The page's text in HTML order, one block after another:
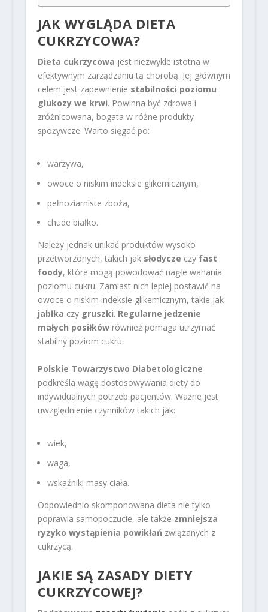
JAK WYGLĄDA DIETA
CUKRZYCOWA?
Dieta cukrzycowa jest niezwykle istotna w
efektywnym zarządzaniu tą chorobą. Jej głównym
celem jest zapewnienie stabilności poziomu
glukozy we krwi. Powinna być zdrowa i
zróżnicowana, bogata w różne produkty
spożywcze. Warto sięgać po:
warzywa,
owoce o niskim indeksie glikemicznym,
pełnoziarniste zboża,
chude białko.
Należy jednak unikać produktów wysoko
przetworzonych, takich jak słodycze czy fast
foody, które mogą powodować nagłe wahania
poziomu cukru. Zamiast nich lepiej postawić na
owoce o niskim indeksie glikemicznym, takie jak
jabłka czy gruszki. Regularne jedzenie
małych posiłkówrównież pomaga utrzymać
stabilny poziom cukru.
Polskie Towarzystwo Diabetologiczne
podkreśla wagę dostosowywania diety do
indywidualnych potrzeb pacjentów. Ważne jest
uwzględnienie czynników takich jak:
wiek,
waga,
wskaźniki masy ciała.
Odpowiednio skomponowana dieta nie tylko
poprawia samopoczucie, ale także zmniejsza
ryzyko wystąpienia powikłań związanych z
cukrzycą.
JAKIE SĄ ZASADY DIETY
CUKRZYCOWEJ?